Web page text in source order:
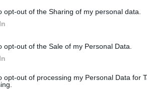
opt-out of the Sharing of my personal data.
opt-out of the Sale of my Personal Data.
opt-out of processing my Personal Data for
RÓWNIEŻ: